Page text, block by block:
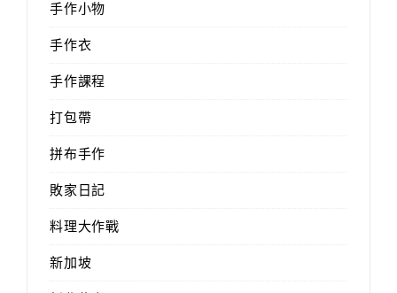
手作小物
手作衣
手作課程
打包帶
拼布手作
敗家日記
料理大作戰
新加坡